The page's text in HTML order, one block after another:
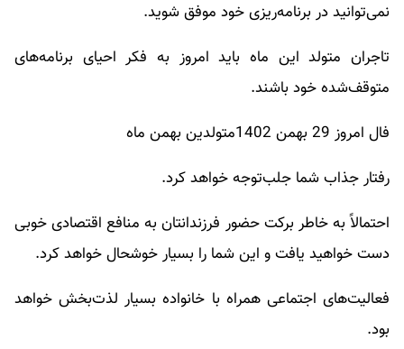
نمی‌توانید در برنامه‌ریزی خود موفق شوید.
تاجران متولد این ماه باید امروز به فکر احیای برنامه‌های
متوقف‌شده خود باشند.
فال امروز 29 بهمن 1402متولدین بهمن ماه
رفتار جذاب شما جلب‌توجه خواهد کرد.
احتمالاً به خاطر برکت حضور فرزندانتان به منافع اقتصادی خوبی
دست خواهید یافت و این شما را بسیار خوشحال خواهد کرد.
فعالیت‌های اجتماعی همراه با خانواده بسیار لذت‌بخش خواهد
بود.